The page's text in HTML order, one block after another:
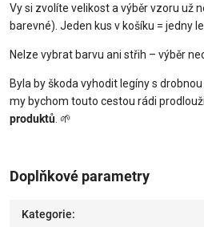
Vy si zvolíte velikost a výběr vzoru už
barevné). Jeden kus v košíku = jedny
Nelze vybrat barvu ani střih – výběr
Byla by škoda vyhodit legíny s
my bychom touto cestou rádi
produktů . 🌱
Doplňkové parametry
Kategorie: